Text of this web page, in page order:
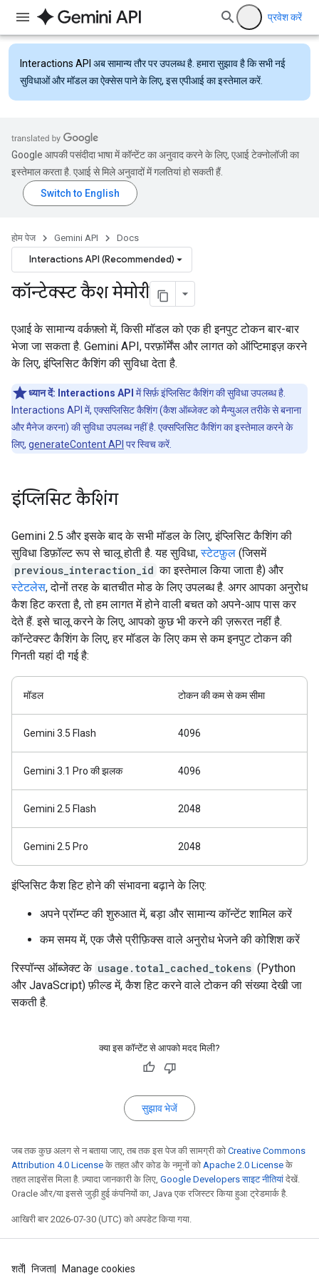
प्रवेश करें
Interactions API अब सामान्य तौर पर उपलब्ध है. हमारा सुझाव है कि सभी नई
सुविधाओं और मॉडल का ऐक्सेस पाने के लिए, इस एपीआई का इस्तेमाल करें.
Google आपकी पसंदीदा भाषा में कॉन्टेंट का अनुवाद करने के लिए, एआई टेक्नोलॉजी का
इस्तेमाल करता है. एआई से मिले अनुवादों में गलतियां हो सकती हैं.
होम पेज Gemini API Docs
Interactions API (Recommended)
कॉन्टेक्स्ट कैश मेमोरी
एआई के सामान्य वर्कफ़्लो में, किसी मॉडल को एक ही इनपुट टोकन बार-बार
भेजा जा सकता है. Gemini API, परफ़ॉर्मेंस और लागत को ऑप्टिमाइज़ करने
के लिए, इंप्लिसिट कैशिंग की सुविधा देता है.
ध्यान दें: Interactions API में सिर्फ़ इंप्लिसिट कैशिंग की सुविधा उपलब्ध है.
Interactions API में, एक्सप्लिसिट कैशिंग (कैश ऑब्जेक्ट को मैन्युअल तरीके से बनाना
और मैनेज करना) की सुविधा उपलब्ध नहीं है. एक्सप्लिसिट कैशिंग का इस्तेमाल करने के
लिए, generateContent API पर स्विच करें.
इंप्लिसिट कैशिंग
Gemini 2.5 और इसके बाद के सभी मॉडल के लिए, इंप्लिसिट कैशिंग की
सुविधा डिफ़ॉल्ट रूप से चालू होती है. यह सुविधा,स्टेटफ़ुल (जिसमें
previous_interaction_id का इस्तेमाल किया जाता है) और
स्टेटलेस, दोनों तरह के बातचीत मोड के लिए उपलब्ध है. अगर आपका अनुरोध
कैश हिट करता है, तो हम लागत में होने वाली बचत को अपने-आप पास कर
देते हैं. इसे चालू करने के लिए, आपको कुछ भी करने की ज़रूरत नहीं है.
कॉन्टेक्स्ट कैशिंग के लिए, हर मॉडल के लिए कम से कम इनपुट टोकन की
गिनती यहां दी गई है:
मॉडल टोकन की कम से कम सीमा
Gemini 3.5 Flash 4096
Gemini 3.1 Pro की झलक 4096
Gemini 2.5 Flash 2048
Gemini 2.5 Pro 2048
इंप्लिसिट कैश हिट होने की संभावना बढ़ाने के लिए:
अपने प्रॉम्प्ट की शुरुआत में, बड़ा और सामान्य कॉन्टेंट शामिल करें
कम समय में, एक जैसे प्रीफ़िक्स वाले अनुरोध भेजने की कोशिश करें
रिस्पॉन्स ऑब्जेक्ट के usage.total_cached_tokens (Python
और JavaScript) फ़ील्ड में, कैश हिट करने वाले टोकन की संख्या देखी जा
सकती है.
क्या इस कॉन्टेंट से आपको मदद मिली?
सुझाव भेजें
जब तक कुछ अलग से न बताया जाए, तब तक इस पेज की सामग्री को Creative Commons
Attribution 4.0 License के तहत और कोड के नमूनों को Apache 2.0 License के
तहत लाइसेंस मिला है. ज़्यादा जानकारी के लिए, Google Developers साइट नीतियां देखें.
Oracle और/या इससे जुड़ी हुई कंपनियों का, Java एक रजिस्टर किया हुआ ट्रेडमार्क है.
आखिरी बार 2026-07-30 (UTC) को अपडेट किया गया.
शर्तें निजता Manage cookies